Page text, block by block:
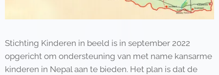
Stichting Kinderen in beeld is in september 2022
opgericht om ondersteuning van met name kansarme
kinderen in Nepal aan te bieden. Het plan is dat de